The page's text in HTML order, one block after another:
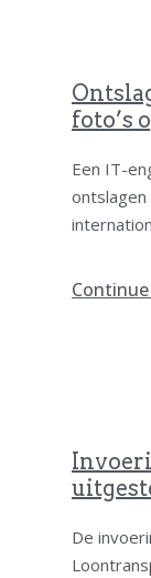
foto’s
Een IT-
De